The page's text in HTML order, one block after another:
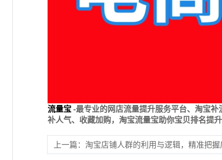
流量宝-最专业的网店流量提升服务平台、淘宝
补人气、收藏加购，淘宝流量宝助你宝贝排名提
上一篇：淘宝店铺人群的利用与逻辑，精准把